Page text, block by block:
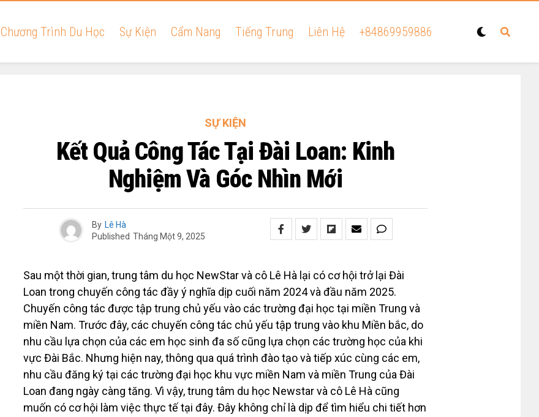
Chương Trình Du Học Sự Kiện Cẩm Nang Tiếng Trung Liên Hệ +84869959886
SỰ KIỆN
Kết Quả Công Tác Tại Đài Loan: Kinh
Nghiệm Và Góc Nhìn Mới
By Lê Hà
Published Tháng Một 9, 2025
Sau một thời gian, trung tâm du học NewStar và cô Lê Hà lại có cơ hội trở lại Đài
Loan trong chuyến công tác đầy ý nghĩa dịp cuối năm 2024 và đầu năm 2025.
Chuyến công tác được tập trung chủ yếu vào các trường đại học tại miền Trung và
miền Nam. Trước đây, các chuyến công tác chủ yếu tập trung vào khu Miền bắc, do
nhu cầu lựa chọn của các em học sinh đa số cũng lựa chọn các trường học của khi
vực Đài Bắc. Nhưng hiện nay, thông qua quá trình đào tạo và tiếp xúc cùng các em,
nhu cầu đăng ký tại các trường đại học khu vực miền Nam và miền Trung của Đài
Loan đang ngày càng tăng. Vì vậy, trung tâm du học Newstar và cô Lê Hà cũng
muốn có cơ hội làm việc thực tế tại đây. Đây không chỉ là dịp để tìm hiểu chi tiết hơn